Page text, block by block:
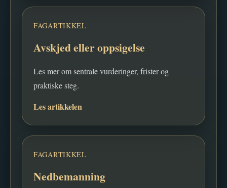
FAGARTIKKEL
Avskjed eller oppsigelse
Les mer om sentrale vurderinger, frister og
praktiske steg.
Les artikkelen
FAGARTIKKEL
Nedbemanning